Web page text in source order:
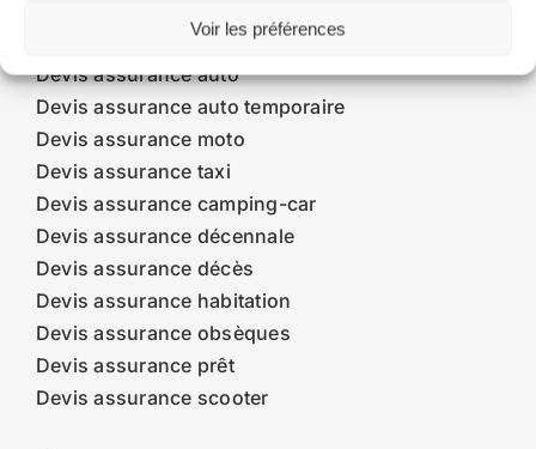
Voir les préférences
Devis assurance
Devis assurance auto
Devis assurance auto temporaire
Devis assurance moto
Devis assurance taxi
Devis assurance camping-car
Devis assurance décennale
Devis assurance décès
Devis assurance habitation
Devis assurance obsèques
Devis assurance prêt
Devis assurance scooter